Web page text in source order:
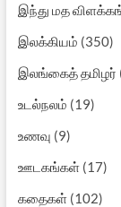
இந்து மத
இலக்கியம் (350)
இலங்கைத் தமிழர்
உடல்நலம் (19)
உணவு (9)
ஊடகங்கள்(17)
கதைகள்(102)